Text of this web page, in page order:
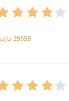
29555 بازدید